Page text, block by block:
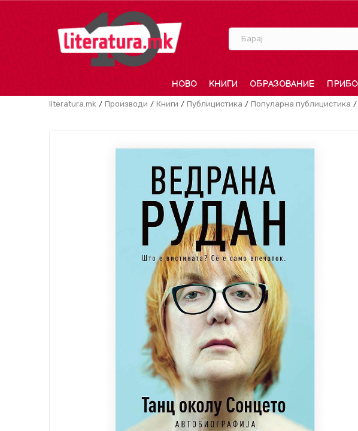
Барај
НОВО КНИГИ ОБРАЗОВАНИЕ
literatura.mk Производи Книги Публицистика Популарна публицистика